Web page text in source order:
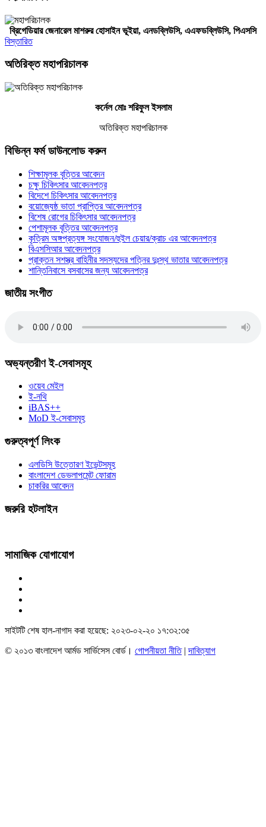
ব্রিগেডিয়ার জেনারেল মাশরুর হোসাইন ভূইয়া, এনডব্লিউসি, এএফডব্লিউসি, পিএসসি
বিস্তারিত
অতিরিক্ত মহাপরিচালক
কর্নেল মোঃ শরিফুল ইসলাম
অতিরিক্ত মহাপরিচালক
বিভিন্ন ফর্ম ডাউনলোড করুন
শিক্ষামূলক বৃত্তির আবেদন
চক্ষু চিকিৎসার আবেদনপত্র
বিদেশে চিকিৎসার আবেদনপত্র
বয়োজ্যেষ্ঠ ভাতা প্রাপ্তির আবেদনপত্র
বিশেষ রোগের চিকিৎসার আবেদনপত্র
পেশামূলক বৃত্তির আবেদনপত্র
কৃত্রিম অঙ্গপ্রত্যঙ্গ সংযোজন/হুইল চেয়ার/ক্রাচ এর আবেদনপত্র
বিএসসিআর আবেদনপত্র
প্রাক্তন সশস্ত্র বাহিনীর সদস্যদের পত্নির দুঃস্থ ভাতার আবেদনপত্র
শান্তিনিবাসে বসবাসের জন্য আবেদনপত্র
জাতীয় সংগীত
অভ্যন্তরীণ ই-সেবাসমূহ
ওয়েব মেইল
ই-নথি
iBAS++
MoD ই-সেবাসমূহ
গুরুত্বপূর্ণ লিংক
এলডিসি উত্তোরণ ইভেন্টসমূহ
বাংলাদেশ ডেভলাপমেন্ট ফোরাম
চাকরির আবেদন
জরুরি হটলাইন
সামাজিক যোগাযোগ
সাইটটি শেষ হাল-নাগাদ করা হয়েছে: ২০২৩-০২-২০ ১৭:৩২:৩৫
© ২০১৩ বাংলাদেশ আর্মড সার্ভিসেস বোর্ড। গোপনীয়তা নীতি|দাবিত্যাগ